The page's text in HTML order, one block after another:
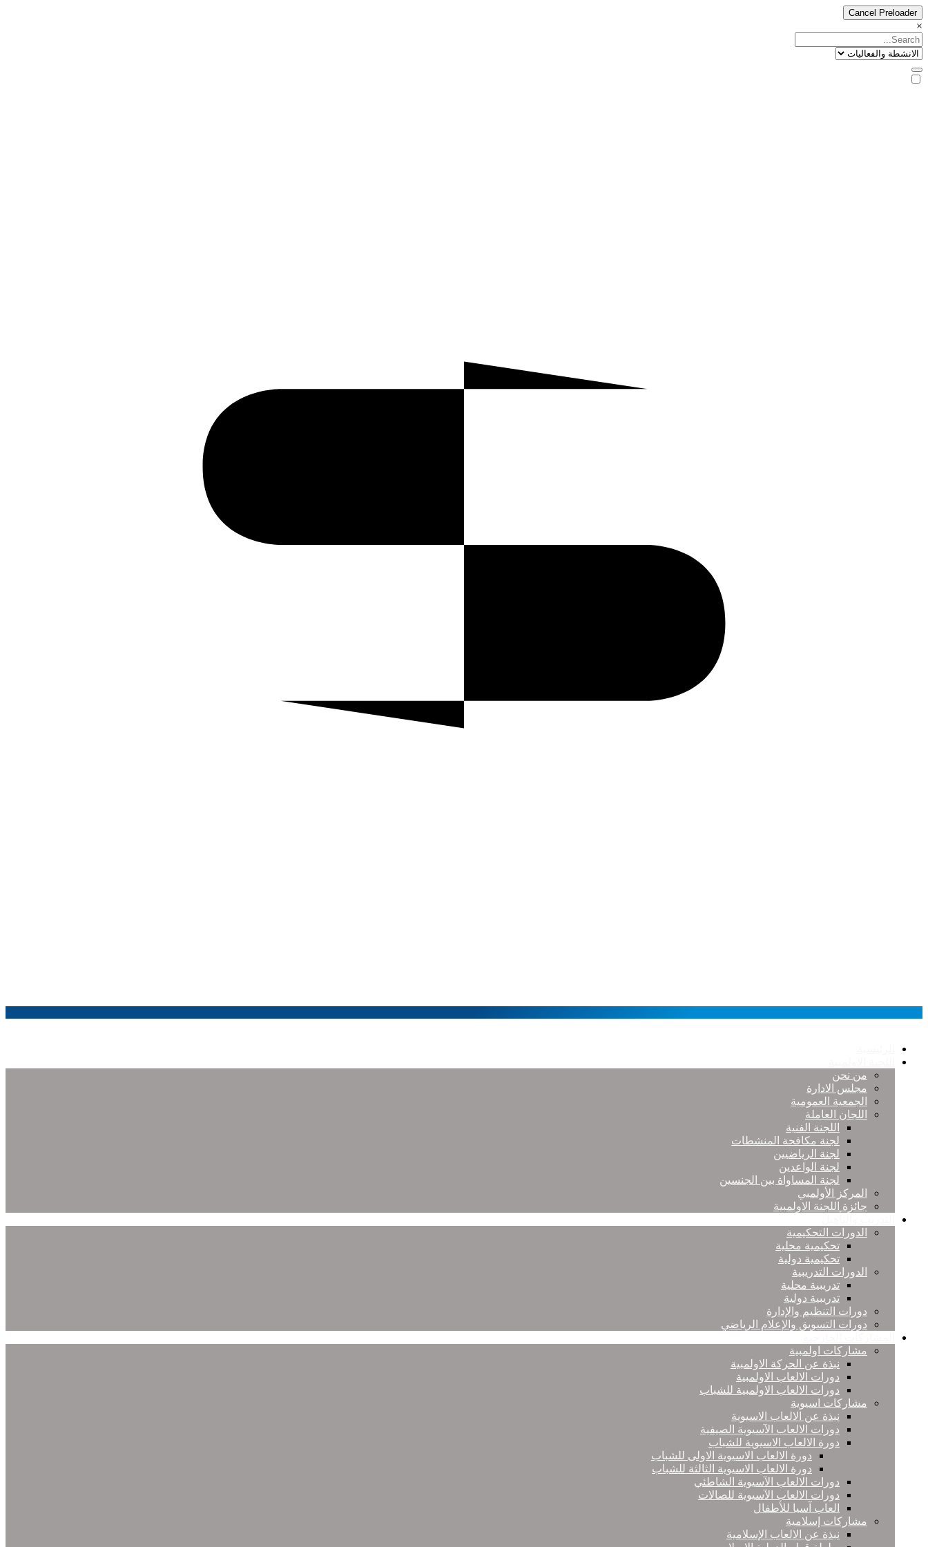
Cancel Preloader
×
من نحن
مجلس الادارة
الجمعية العمومية
اللجان العاملة
اللجنة الفنية
لجنة مكافحة المنشطات
لجنة الرياضيين
لجنة الواعدين
لجنة المساواة بين الجنسين
المركز الأولمبي
جائزة اللجنة الاولمبية
الدورات التحكيمية
تحكيمية محلية
تحكيمية دولية
الدورات التدريبية
تدريبية محلية
تدريبية دولية
دورات التنظيم والإدارة
دورات التسويق والإعلام الرياضي
مشاركات اولمبية
نبذة عن الحركة الاولمبية
دورات الالعاب الاولمبية
دورات الالعاب الاولمبية للشباب
مشاركات اسيوية
نبذة عن الالعاب الاسيوية
دورات الالعاب الآسيوية الصيفية
دورة الالعاب الاسيوية للشباب
دورة الالعاب الاسيوية الاولى للشباب
دورة الالعاب الاسيوية الثالثة للشباب
دورات الالعاب الآسيوية الشاطئي
دورات الالعاب الآسيوية للصالات
العاب آسيا للأطفال
مشاركات إسلامية
نبذة عن الالعاب الإسلامية